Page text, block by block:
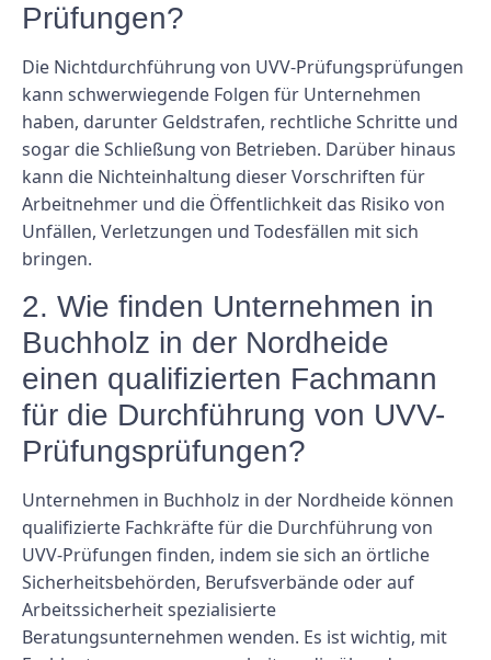
Prüfungen?
Die Nichtdurchführung von UVV-Prüfungsprüfungen
kann schwerwiegende Folgen für Unternehmen
haben, darunter Geldstrafen, rechtliche Schritte und
sogar die Schließung von Betrieben. Darüber hinaus
kann die Nichteinhaltung dieser Vorschriften für
Arbeitnehmer und die Öffentlichkeit das Risiko von
Unfällen, Verletzungen und Todesfällen mit sich
bringen.
2. Wie finden Unternehmen in
Buchholz in der Nordheide
einen qualifizierten Fachmann
für die Durchführung von UVV-
Prüfungsprüfungen?
Unternehmen in Buchholz in der Nordheide können
qualifizierte Fachkräfte für die Durchführung von
UVV-Prüfungen finden, indem sie sich an örtliche
Sicherheitsbehörden, Berufsverbände oder auf
Arbeitssicherheit spezialisierte
Beratungsunternehmen wenden. Es ist wichtig, mit